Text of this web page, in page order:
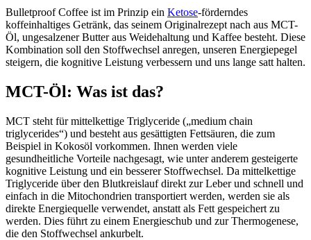
Bulletproof Coffee ist im Prinzip ein Ketose-förderndes
koffeinhaltiges Getränk, das seinem Originalrezept nach aus MCT-
Öl, ungesalzener Butter aus Weidehaltung und Kaffee besteht. Diese
Kombination soll den Stoffwechsel anregen, unseren Energiepegel
steigern, die kognitive Leistung verbessern und uns lange satt halten.
MCT-Öl: Was ist das?
MCT steht für mittelkettige Triglyceride („medium chain
triglycerides“) und besteht aus gesättigten Fettsäuren, die zum
Beispiel in Kokosöl vorkommen. Ihnen werden viele
gesundheitliche Vorteile nachgesagt, wie unter anderem gesteigerte
kognitive Leistung und ein besserer Stoffwechsel. Da mittelkettige
Triglyceride über den Blutkreislauf direkt zur Leber und schnell und
einfach in die Mitochondrien transportiert werden, werden sie als
direkte Energiequelle verwendet, anstatt als Fett gespeichert zu
werden. Dies führt zu einem Energieschub und zur Thermogenese,
die den Stoffwechsel ankurbelt.